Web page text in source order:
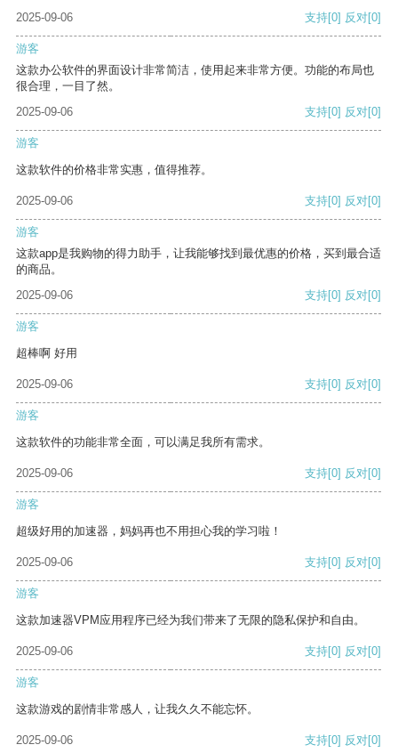
2025-09-06
支持[0] 反对[0]
游客
这款办公软件的界面设计非常简洁，使用起来非常方便。功能的布局也
很合理，一目了然。
2025-09-06
支持[0] 反对[0]
游客
这款软件的价格非常实惠，值得推荐。
2025-09-06 支持[0] 反对[0]
游客
这款app是我购物的得力助手，让我能够找到最优惠的价格，买到最合适
的商品。
2025-09-06
支持[0] 反对[0]
游客
超棒啊 好用
2025-09-06 支持[0] 反对[0]
游客
这款软件的功能非常全面，可以满足我所有需求。
2025-09-06 支持[0] 反对[0]
游客
超级好用的加速器，妈妈再也不用担心我的学习啦！
2025-09-06 支持[0] 反对[0]
游客
这款加速器VPM应用程序已经为我们带来了无限的隐私保护和自由。
2025-09-06 支持[0] 反对[0]
游客
这款游戏的剧情非常感人，让我久久不能忘怀。
2025-09-06 支持[0] 反对[0]